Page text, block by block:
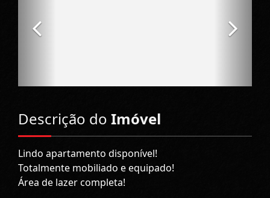
Descrição do Imóvel
Lindo apartamento disponível!
Totalmente mobiliado e equipado!
Área de lazer completa!